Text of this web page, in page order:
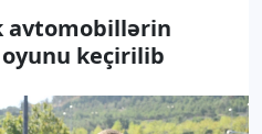
avtomobillərin
keçirilib